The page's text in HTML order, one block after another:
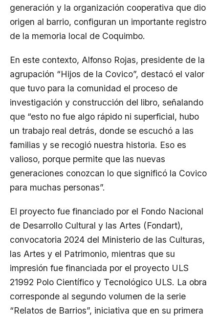
generación y la organización cooperativa que dio
origen al barrio, configuran un importante registro
de la memoria local de Coquimbo.
En este contexto, Alfonso Rojas, presidente de la
agrupación “Hijos de la Covico”, destacó el valor
que tuvo para la comunidad el proceso de
investigación y construcción del libro, señalando
que “esto no fue algo rápido ni superficial, hubo
un trabajo real detrás, donde se escuchó a las
familias y se recogió nuestra historia. Eso es
valioso, porque permite que las nuevas
generaciones conozcan lo que significó la Covico
para muchas personas”.
El proyecto fue financiado por el Fondo Nacional
de Desarrollo Cultural y las Artes (Fondart),
convocatoria 2024 del Ministerio de las Culturas,
las Artes y el Patrimonio, mientras que su
impresión fue financiada por el proyecto ULS
21992 Polo Científico y Tecnológico ULS. La obra
corresponde al segundo volumen de la serie
“Relatos de Barrios”, iniciativa que en su primera